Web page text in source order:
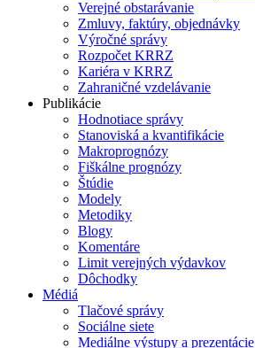
Verejné obstarávanie
Zmluvy, faktúry, objednávky
Výročné správy
Rozpočet KRRZ
Kariéra v KRRZ
Zahraničné vzdelávanie
Publikácie
Hodnotiace správy
Stanoviská a kvantifikácie
Makroprognózy
Fiškálne prognózy
Štúdie
Modely
Metodiky
Blogy
Komentáre
Limit verejných výdavkov
Dôchodky
Médiá
Tlačové správy
Sociálne siete
Mediálne výstupy a prezentácie